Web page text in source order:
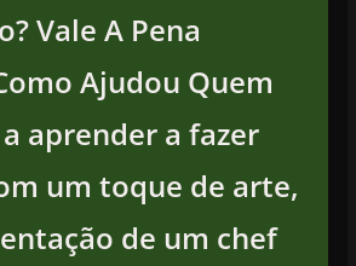
Vale A Pena
Ajudou Quem
aprender a fazer
um toque de arte,
de um chef